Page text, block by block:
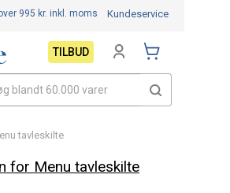
tavleskilte
for Menu tavleskilte
995 kr. inkl. moms Kundeservice
TILBUD